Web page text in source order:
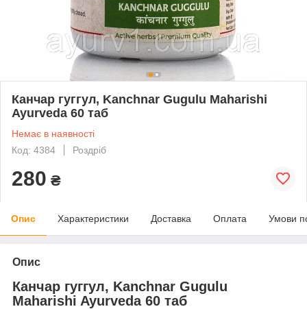
Канчар гуггул, Kanchnar Gugulu Maharishi
Ayurveda 60 таб
Немає в наявності
Код: 4384
Роздріб
280 ₴
Опис Характеристики Доставка Оплата Умови
Опис
Канчар гуггул, Kanchnar Gugulu
Maharishi Ayurveda 60 таб